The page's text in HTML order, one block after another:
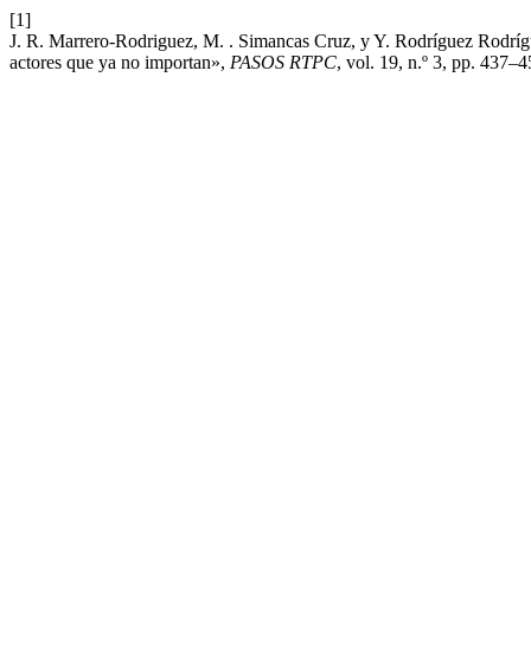
[1]
J. R. Marrero-Rodriguez, M. . Simancas Cruz, y Y. Rodríguez
actores que ya no importan», PASOS RTPC, vol. 19, n.º 3, pp.